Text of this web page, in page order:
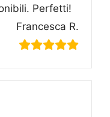
Perfetti!
Francesca R.